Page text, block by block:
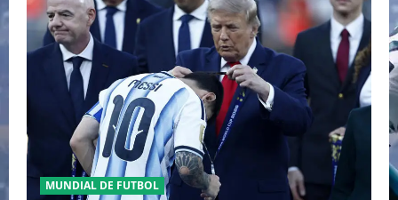
MUNDIAL DE FUTBOL